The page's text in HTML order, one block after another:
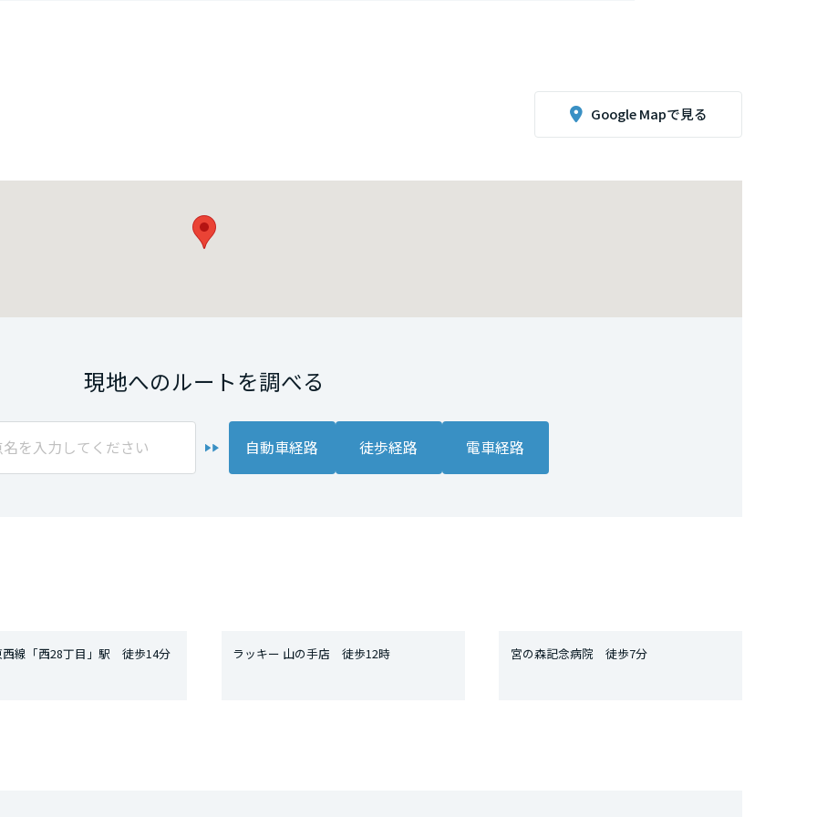
Google Mapで見る
現地へのルートを調べる
自動車経路 徒歩経路 電車経路
西線「西28丁目」駅 徒歩14分 ラッキー 山の手店 徒歩12時 宮の森記念病院 徒歩7分